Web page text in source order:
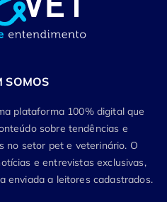
SOMOS
plataforma 100% digital que
sobre tendências e
no setor pet e veterinário. O
e entrevistas exclusivas,
enviada a leitores cadastrados.